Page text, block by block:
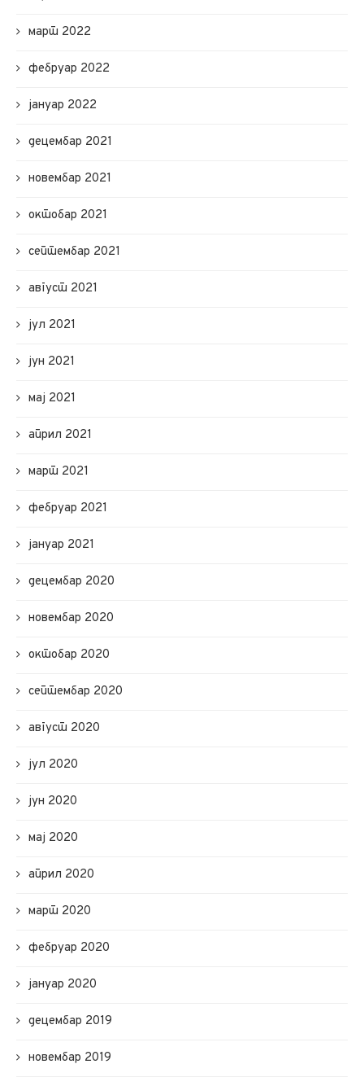
март 2022
фебруар 2022
јануар 2022
децембар 2021
новембар 2021
октобар 2021
септембар 2021
август 2021
јул 2021
јун 2021
мај 2021
април 2021
март 2021
фебруар 2021
јануар 2021
децембар 2020
новембар 2020
октобар 2020
септембар 2020
август 2020
јул 2020
јун 2020
мај 2020
април 2020
март 2020
фебруар 2020
јануар 2020
децембар 2019
новембар 2019